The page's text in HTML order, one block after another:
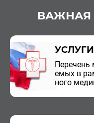
Пе­ре­чень
е­мых в
но­го